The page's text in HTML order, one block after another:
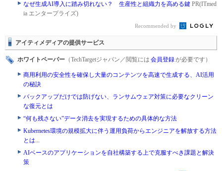
なぜ生成AI導入に踏み切れない？ 生産性と組織力を高める鍵 PR(ITmed
ia エンタープライズ)
Recommended by
アイティメディアの提供サービス
ホワイトペーパー （TechTargetジャパン／閲覧には 会員登録が必要です）
商用利用の安全性を確保し大量のコンテンツを高速で生成する、AI活用
の秘訣
バックアップだけでは防げない、ランサムウェア対策に必要なクリーン
な復元とは
“何も残さない”データ消去を実現するための具体的な方法
Kubernetes環境の規模拡大に伴う運用負荷からエンジニアを解放する方法
とは...
AIベースのアプリケーションを自社構築する上で克服すべき課題と解決
策